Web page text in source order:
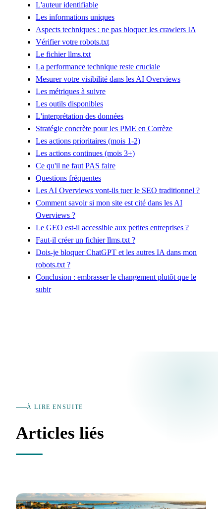
L'auteur identifiable
Les informations uniques
Aspects techniques : ne pas bloquer les crawlers IA
Vérifier votre robots.txt
Le fichier llms.txt
La performance technique reste cruciale
Mesurer votre visibilité dans les AI Overviews
Les métriques à suivre
Les outils disponibles
L'interprétation des données
Stratégie concrète pour les PME en Corrèze
Les actions prioritaires (mois 1-2)
Les actions continues (mois 3+)
Ce qu'il ne faut PAS faire
Questions fréquentes
Les AI Overviews vont-ils tuer le SEO traditionnel ?
Comment savoir si mon site est cité dans les AI
Overviews ?
Le GEO est-il accessible aux petites entreprises ?
Faut-il créer un fichier llms.txt ?
Dois-je bloquer ChatGPT et les autres IA dans mon
robots.txt ?
Conclusion : embrasser le changement plutôt que le
subir
À LIRE ENSUITE
Articles liés